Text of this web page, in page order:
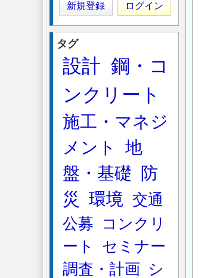
新規登録 ログイン
タグ
設計 鋼・コ
ンクリート
施工・マネジ
メント
地
盤・基礎
防
災
環境 交通
公募
コンクリ
ート
セミナー
調査・計画
シ